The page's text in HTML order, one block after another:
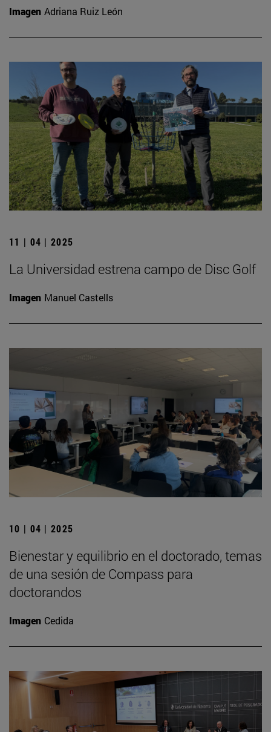
Imagen Adriana Ruiz León
11 | 04 | 2025
La Universidad estrena campo de Disc Golf
Imagen Manuel Castells
10 | 04 | 2025
Bienestar y equilibrio en el doctorado, temas
de una sesión de Compass para
doctorandos
Imagen Cedida